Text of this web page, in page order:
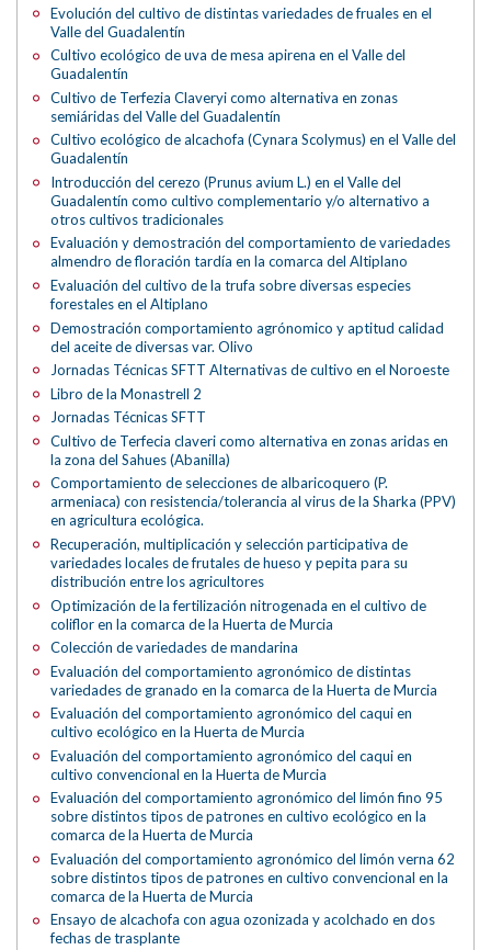
Evolución del cultivo de distintas variedades de fruales en el
Valle del Guadalentín
Cultivo ecológico de uva de mesa apirena en el Valle del
Guadalentín
Cultivo de Terfezia Claveryi como alternativa en zonas
semiáridas del Valle del Guadalentín
Cultivo ecológico de alcachofa (Cynara Scolymus) en el Valle del
Guadalentín
Introducción del cerezo (Prunus avium L.) en el Valle del
Guadalentín como cultivo complementario y/o alternativo a
otros cultivos tradicionales
Evaluación y demostración del comportamiento de variedades
almendro de floración tardía en la comarca del Altiplano
Evaluación del cultivo de la trufa sobre diversas especies
forestales en el Altiplano
Demostración comportamiento agrónomico y aptitud calidad
del aceite de diversas var. Olivo
Jornadas Técnicas SFTT Alternativas de cultivo en el Noroeste
Libro de la Monastrell 2
Jornadas Técnicas SFTT
Cultivo de Terfecia claveri como alternativa en zonas aridas en
la zona del Sahues (Abanilla)
Comportamiento de selecciones de albaricoquero (P.
armeniaca) con resistencia/tolerancia al virus de la Sharka (PPV)
en agricultura ecológica.
Recuperación, multiplicación y selección participativa de
variedades locales de frutales de hueso y pepita para su
distribución entre los agricultores
Optimización de la fertilización nitrogenada en el cultivo de
coliflor en la comarca de la Huerta de Murcia
Colección de variedades de mandarina
Evaluación del comportamiento agronómico de distintas
variedades de granado en la comarca de la Huerta de Murcia
Evaluación del comportamiento agronómico del caqui en
cultivo ecológico en la Huerta de Murcia
Evaluación del comportamiento agronómico del caqui en
cultivo convencional en la Huerta de Murcia
Evaluación del comportamiento agronómico del limón fino 95
sobre distintos tipos de patrones en cultivo ecológico en la
comarca de la Huerta de Murcia
Evaluación del comportamiento agronómico del limón verna 62
sobre distintos tipos de patrones en cultivo convencional en la
comarca de la Huerta de Murcia
Ensayo de alcachofa con agua ozonizada y acolchado en dos
fechas de trasplante